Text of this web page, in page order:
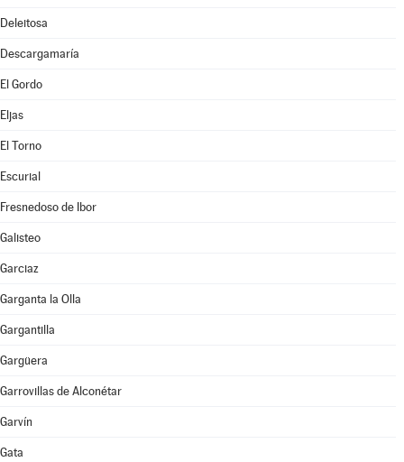
Deleitosa
Descargamaría
El Gordo
Eljas
El Torno
Escurial
Fresnedoso de Ibor
Galisteo
Garciaz
Garganta la Olla
Gargantilla
Gargüera
Garrovillas de Alconétar
Garvín
Gata